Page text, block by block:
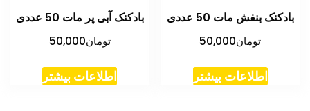
بادکنک بنفش مات 50 عددی
تومان50,000
اطلاعات بیشتر
بادکنک آبی پر مات 50 عددی
تومان50,000
اطلاعات بیشتر